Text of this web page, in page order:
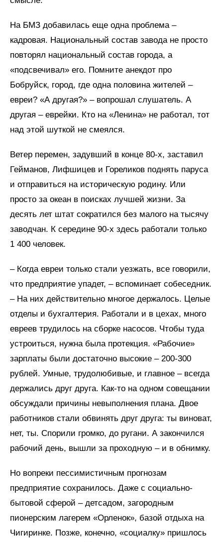
На БМЗ добавилась еще одна проблема –
кадровая. Национальный состав завода не просто
повторял национальный состав города, а
«подсвечивал» его. Помните анекдот про
Бобруйск, город, где одна половина жителей –
евреи? «А другая?» – вопрошал слушатель. А
другая – еврейки. Кто на «Ленина» не работал, тот
над этой шуткой не смеялся.
Ветер перемен, задувший в конце 80-х, заставил
Гейманов, Лифшицев и Гореликов поднять паруса
и отправиться на историческую родину. Или
просто за океан в поисках лучшей жизни. За
десять лет штат сократился без малого на тысячу
заводчан. К середине 90-х здесь работали только
1 400 человек.
– Когда евреи только стали уезжать, все говорили,
что предприятие упадет, – вспоминает собеседник.
– На них действительно многое держалось. Целые
отделы и бухгалтерия. Работали и в цехах, много
евреев трудилось на сборке насосов. Чтобы туда
устроиться, нужна была протекция. «Рабочие»
зарплаты были достаточно высокие – 200-300
рублей. Умные, трудолюбивые, и главное – всегда
держались друг друга. Как-то на одном совещании
обсуждали причины невыполнения плана. Двое
работников стали обвинять друг друга: ты виноват,
нет, ты. Спорили громко, до ругани. А закончился
рабочий день, вышли за проходную – и в обнимку.
Но вопреки пессимистичным прогнозам
предприятие сохранилось. Даже с социально-
бытовой сферой – детсадом, загородным
пионерским лагерем «Орленок», базой отдыха на
Чигиринке. Позже, конечно, «социалку» пришлось